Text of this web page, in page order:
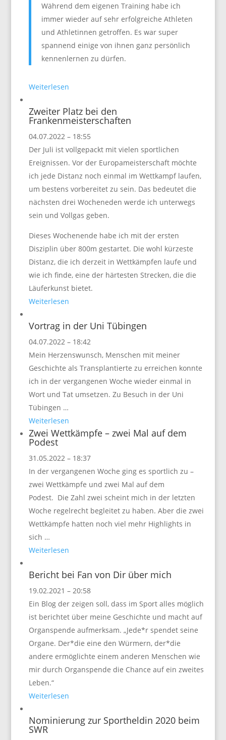
Während dem eigenen Training habe ich
immer wieder auf sehr erfolgreiche Athleten
und Athletinnen getroffen. Es war super
spannend einige von ihnen ganz persönlich
kennenlernen zu dürfen.
Weiterlesen
Zweiter Platz bei den
Frankenmeisterschaften
04.07.2022 – 18:55
Der Juli ist vollgepackt mit vielen sportlichen
Ereignissen. Vor der Europameisterschaft möchte
ich jede Distanz noch einmal im Wettkampf laufen,
um bestens vorbereitet zu sein. Das bedeutet die
nächsten drei Wocheneden werde ich unterwegs
sein und Vollgas geben.
Dieses Wochenende habe ich mit der ersten
Disziplin über 800m gestartet. Die wohl kürzeste
Distanz, die ich derzeit in Wettkämpfen laufe und
wie ich finde, eine der härtesten Strecken, die die
Läuferkunst bietet.
Weiterlesen
Vortrag in der Uni Tübingen
04.07.2022 – 18:42
Mein Herzenswunsch, Menschen mit meiner
Geschichte als Transplantierte zu erreichen konnte
ich in der vergangenen Woche wieder einmal in
Wort und Tat umsetzen. Zu Besuch in der Uni
Tübingen …
Weiterlesen
Zwei Wettkämpfe – zwei Mal auf dem
Podest
31.05.2022 – 18:37
In der vergangenen Woche ging es sportlich zu –
zwei Wettkämpfe und zwei Mal auf dem
Podest. Die Zahl zwei scheint mich in der letzten
Woche regelrecht begleitet zu haben. Aber die zwei
Wettkämpfe hatten noch viel mehr Highlights in
sich …
Weiterlesen
Bericht bei Fan von Dir über mich
19.02.2021 – 20:58
Ein Blog der zeigen soll, dass im Sport alles möglich
ist berichtet über meine Geschichte und macht auf
Organspende aufmerksam. „Jede*r spendet seine
Organe. Der*die eine den Würmern, der*die
andere ermöglichte einem anderen Menschen wie
mir durch Organspende die Chance auf ein zweites
Leben.“
Weiterlesen
Nominierung zur Sportheldin 2020 beim
SWR